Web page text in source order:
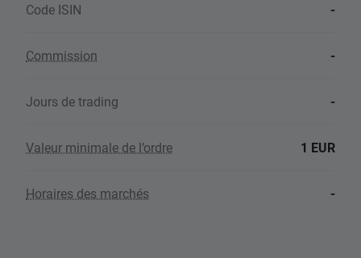
Code ISIN -
Commission -
Jours de trading -
Valeur minimale de l’ordre 1 EUR
Horaires des marchés -